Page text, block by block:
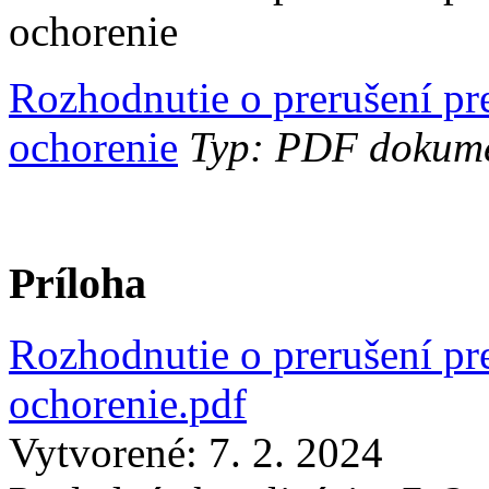
ochorenie
Rozhodnutie o prerušení
ochorenie Typ: PDF
Príloha
Rozhodnutie o prerušení
ochorenie.pdf
Vytvorené: 7. 2. 2024